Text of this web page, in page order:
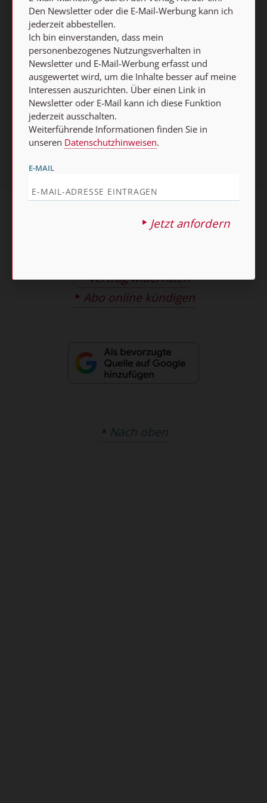
ausschalten.
Weiterführende Informationen finden Sie in unseren
Datenschutzhinweisen.
E-MAIL
Vertrag widerrufen
Abo online kündigen
Nach oben
Den Newsletter oder die E-Mail-Werbung kann ich
jederzeit abbestellen.
Ich bin einverstanden, dass mein
personenbezogenes Nutzungsverhalten in
Newsletter und E-Mail-Werbung erfasst und
ausgewertet wird, um die Inhalte besser auf meine
Interessen auszurichten. Über einen Link in
Newsletter oder E-Mail kann ich diese Funktion
jederzeit ausschalten.
Weiterführende Informationen finden Sie in
unseren Datenschutzhinweisen.
E-MAIL
Jetzt anfordern